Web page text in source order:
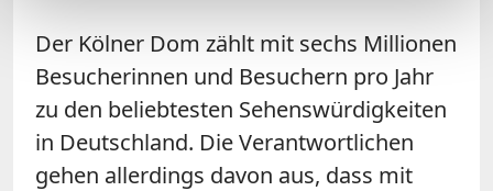
Der Kölner Dom zählt mit sechs Millionen
Besucherinnen und Besuchern pro Jahr
zu den beliebtesten Sehenswürdigkeiten
in Deutschland. Die Verantwortlichen
gehen allerdings davon aus, dass mit